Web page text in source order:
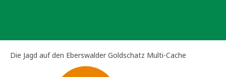
Die Jagd auf den Eberswalder Goldschatz Multi-Cache